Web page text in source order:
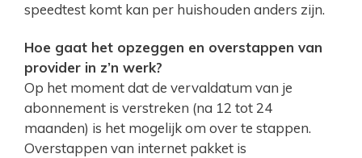
speedtest komt kan per huishouden anders zijn.
Hoe gaat het opzeggen en overstappen van
provider in z’n werk?
Op het moment dat de vervaldatum van je
abonnement is verstreken (na 12 tot 24
maanden) is het mogelijk om over te stappen.
Overstappen van internet pakket is